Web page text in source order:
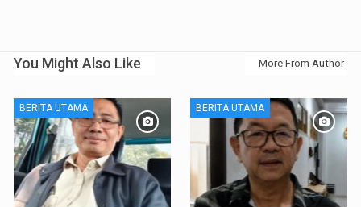
You Might Also Like More From Author
BERITA UTAMA BERITA UTAMA